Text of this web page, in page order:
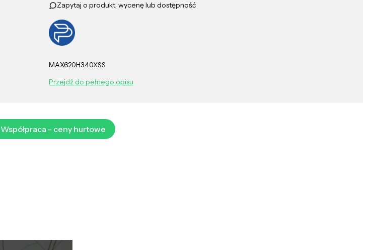
Zapytaj o produkt, wycenę lub dostępność
MAX620H340XSS
Przejdź do pełnego opisu
Współpraca - ceny hurtowe